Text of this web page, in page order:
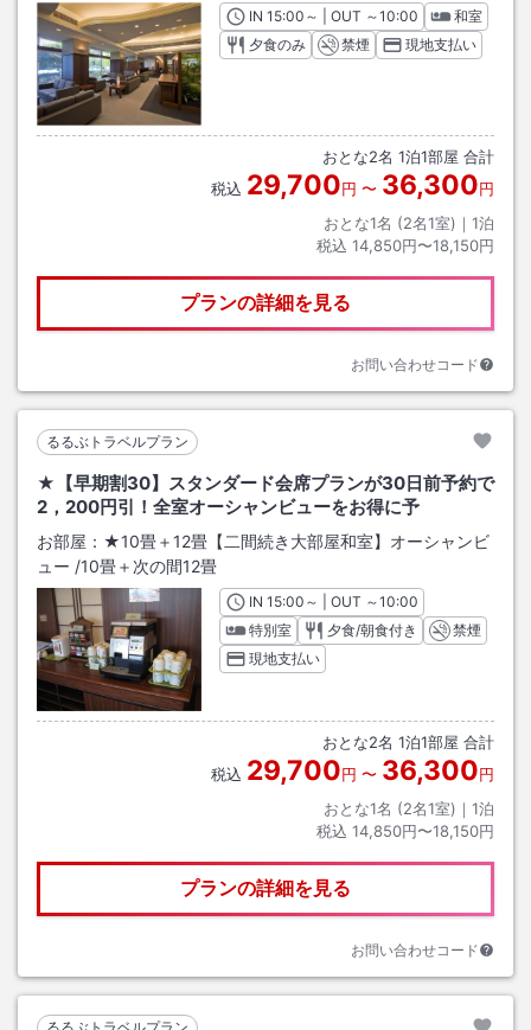
INチェックイン
15:00 ～ | OUT チェックアウト
～10:00
和室
夕食のみ
禁煙 現地支払い
おとな2名 1泊1部屋 合計
税込 29,700円 〜 36,300円
おとな1名 (2名1室)｜ 1泊
税込 14,850円〜18,150円
プランの詳細を見る
お問い合わせコード
るるぶトラベルプラン
★【早期割30】スタンダード会席プランが30日前予約で
2，200円引！全室オーシャンビューをお得に予
お部屋： ★10畳＋12畳【二間続き大部屋和室】オーシャンビ
ュー /10畳＋次の間12畳
INチェックイン
15:00 ～ | OUT チェックアウト
～10:00
特別室
夕食/朝食付き
禁煙
現地支払い
おとな2名 1泊1部屋 合計
税込 29,700円 〜 36,300円
おとな1名 (2名1室)｜ 1泊
税込 14,850円〜18,150円
プランの詳細を見る
お問い合わせコード